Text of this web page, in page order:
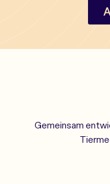
Gemeinsam